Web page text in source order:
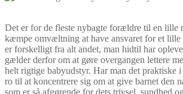
Det er for de fleste nybagte forældre til en lille
kæmpe omvæltning at have ansvaret for et
er forskelligt fra alt andet, man hidtil har
gælder derfor om at gøre overgangen lettere
helt rigtige babyudstyr. Har man det praktiske
ro til at koncentrere sig om at give barnet den
som er så afgørende for dets trivsel. sundhed